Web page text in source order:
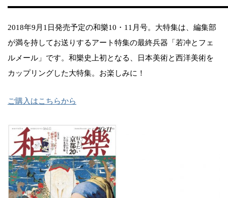
2018年9月1日発売予定の和樂10・11月号。大特集は、編集部
が満を持してお送りするアート特集の最終兵器「若冲とフェ
ルメール」です。和樂史上初となる、日本美術と西洋美術を
カップリングした大特集。お楽しみに！
ご購入はこちらから